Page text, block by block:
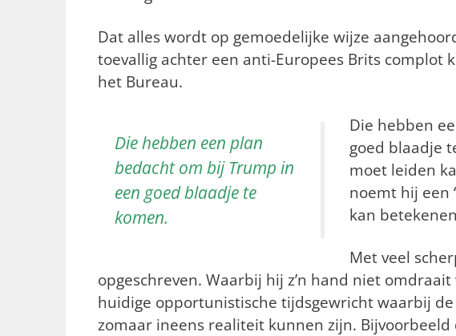
Dat alles wordt op gemoedelijke wijze
toevallig achter een anti-Europees Brits complot
het Bureau.
Die hebben een plan
bedacht om bij Trump in
een goed blaadje te
komen.
Die hebben
goed blaadje
moet leiden
noemt hij een
kan
Met veel
opgeschreven. Waarbij hij z’n hand niet omdraait
huidige opportunistische tijdsgewricht waarbij
zomaar ineens realiteit kunnen zijn. Bijvoorbeeld